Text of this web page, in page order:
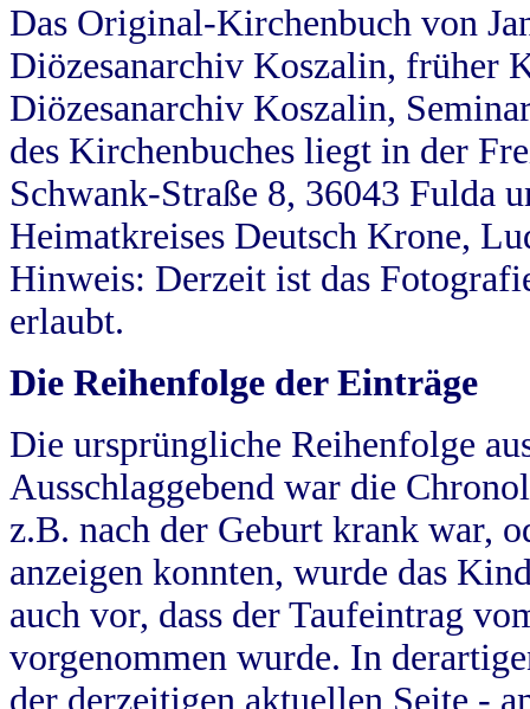
Das Original-Kirchenbuch von
Diözesanarchiv Koszalin, früher
Diözesanarchiv Koszalin,
des Kirchenbuches liegt in der
Schwank-Straße 8, 36043 Fulda
Heimatkreises Deutsch Krone,
Hinweis: Derzeit ist das
erlaubt.
Die Reihenfolge der Einträge
Die ursprüngliche Reihenfolge
Ausschlaggebend war die
z.B. nach der Geburt krank war,
anzeigen konnten, wurde das
auch vor, dass der Taufeintrag
vorgenommen wurde. In
der derzeitigen aktuellen Seite -